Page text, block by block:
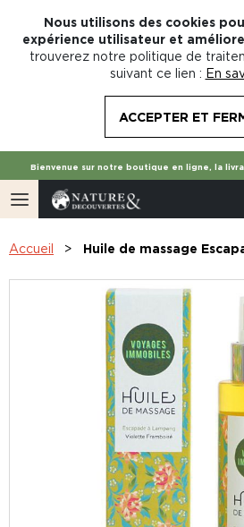
Nous utilisons des cookies
expérience utilisateur et
trouverez notre politique de
suivant ce lien : En
ACCEPTER ET
Bienvenue sur notre boutique en ligne, la
Accueil Huile de massage